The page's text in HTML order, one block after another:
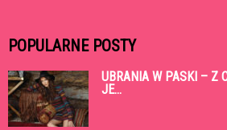
POPULARNE POSTY
UBRANIA W PASKI – Z
JE...